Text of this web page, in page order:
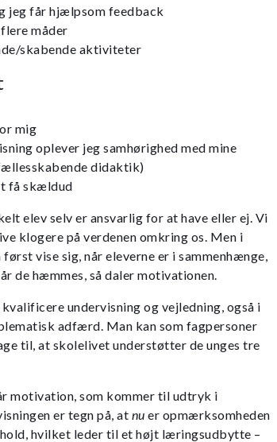
jeg får hjælpsom feedback
måder
skabende aktiviteter
mig
oplever jeg samhørighed med mine
didaktik)
få skældud
elev selv er ansvarlig for at have eller ej. Vi
klogere på verdenen omkring os. Men i
vise sig, når eleverne er i sammenhænge,
de hæmmes, så daler motivationen.
undervisning og vejledning, også i
adfærd. Man kan som fagpersoner
til, at skolelivet understøtter de unges tre
motivation, som kommer til udtryk i
er tegn på, at nu er opmærksomheden
hvilket leder til et højt læringsudbytte –